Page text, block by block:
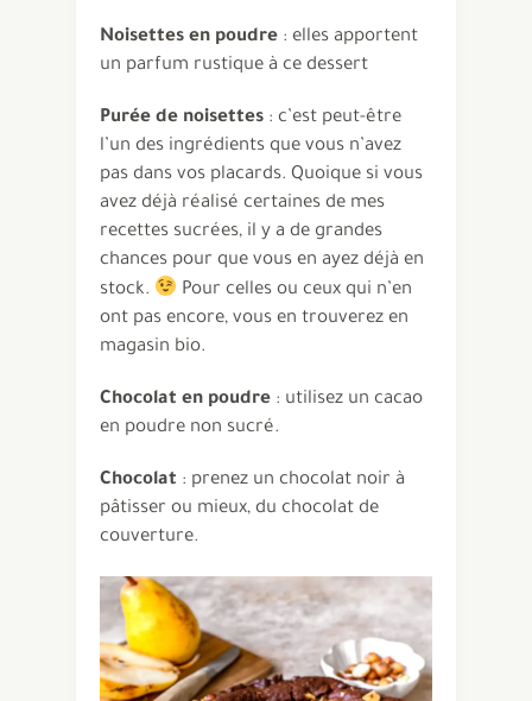
Noisettes en poudre : elles apportent
un parfum rustique à ce dessert
Purée de noisettes : c’est peut-être
l’un des ingrédients que vous n’avez
pas dans vos placards. Quoique si vous
avez déjà réalisé certaines de mes
recettes sucrées, il y a de grandes
chances pour que vous en ayez déjà en
stock.
Pour celles ou ceux qui n’en
ont pas encore, vous en trouverez en
magasin bio.
Chocolat en poudre : utilisez un cacao
en poudre non sucré.
Chocolat : prenez un chocolat noir à
pâtisser ou mieux, du chocolat de
couverture.